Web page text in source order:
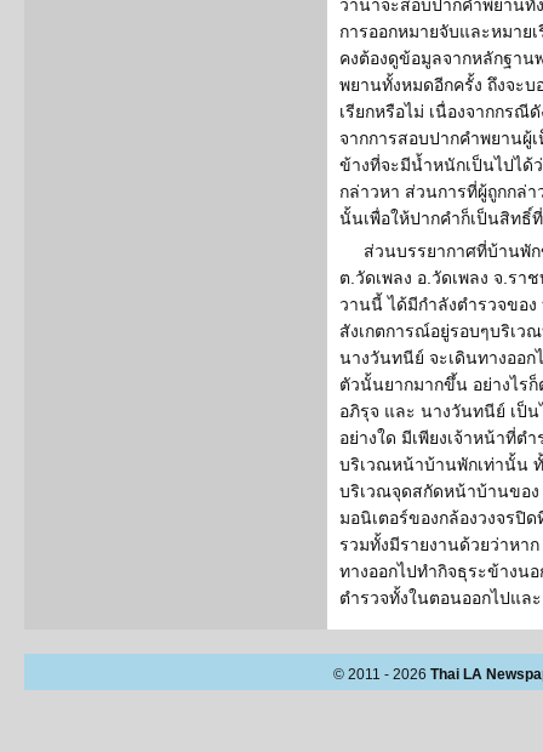
ว่าน่าจะสอบปากคำพยานทั้
การออกหมายจับและหมาย
คงต้องดูข้อมูลจากหลักฐาน
พยานทั้งหมดอีกครั้ง ถึงจะบ
เรียกหรือไม่ เนื่องจากกรณี
จากการสอบปากคำพยานผู้
ข้างที่จะมีน้ำหนักเป็นไปได้
กล่าวหา ส่วนการที่ผู้ถูกกล่
นั้นเพื่อให้ปากคำก็เป็นสิทธิ์
ส่วนบรรยากาศที่บ้านพั
ต.วัดเพลง อ.วัดเพลง จ.รา
วานนี้ ได้มีกำลังตำรวจของ
สังเกตการณ์อยู่รอบๆบริเว
นางวันทนีย์ จะเดินทางออ
ตัวนั้นยากมากขึ้น อย่างไร
อภิรุจ และ นางวันทนีย์ เป็น
อย่างใด มีเพียงเจ้าหน้าที่ต
บริเวณหน้าบ้านพักเท่านั้น
บริเวณจุดสกัดหน้าบ้านขอ
มอนิเตอร์ของกล้องวงจรปิ
รวมทั้งมีรายงานด้วยว่าหา
ทางออกไปทำกิจธุระข้างน
ตำรวจทั้งในตอนออกไปแล
© 2011 - 2026 Thai LA